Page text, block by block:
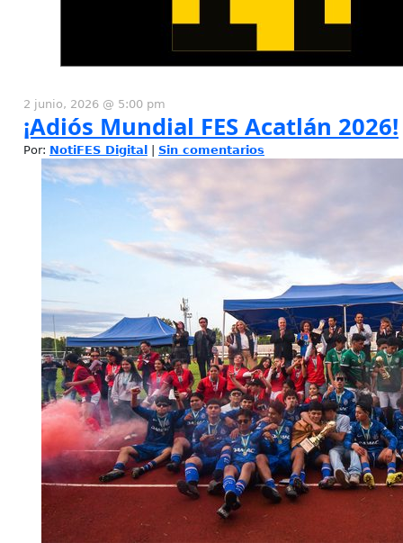
2 junio, 2026 @ 5:00 pm
¡Adiós Mundial FES Acatlán 2026!
Por: NotiFES Digital Sin comentarios